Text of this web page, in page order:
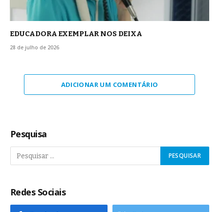
EDUCADORA EXEMPLAR NOS DEIXA
28 de julho de 2026
ADICIONAR UM COMENTÁRIO
Pesquisa
Redes Sociais